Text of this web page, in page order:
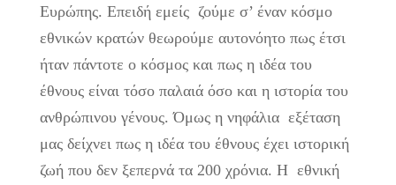
Ευρώπης. Επειδή εμείς ζούμε σ’ έναν κόσμο
εθνικών κρατών θεωρούμε αυτονόητο πως έτσι
ήταν πάντοτε ο κόσμος και πως η ιδέα του
έθνους είναι τόσο παλαιά όσο και η ιστορία του
ανθρώπινου γένους. Όμως η νηφάλια εξέταση
μας δείχνει πως η ιδέα του έθνους έχει ιστορική
ζωή που δεν ξεπερνά τα 200 χρόνια. Η εθνική